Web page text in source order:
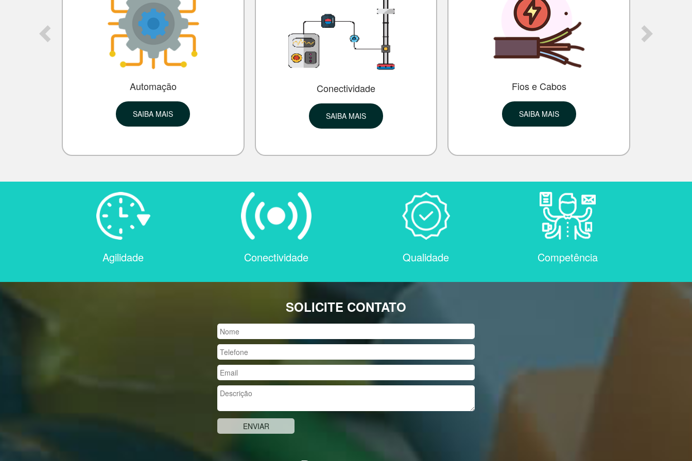
Automação
SAIBA MAIS
Conectividade
SAIBA MAIS
Fios e Cabos
SAIBA MAIS
Agilidade Conectividade Qualidade Competência
SOLICITE CONTATO